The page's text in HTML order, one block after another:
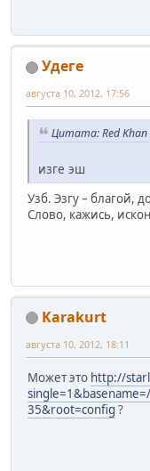
Удеге
августа 10, 2012, 17:56
Цитата: Red
изге эш
Узб. Эзгу – благой,
Слово, кажись,
Karakurt
августа 10, 2012, 18:11
Может это http://
35&root=config ?